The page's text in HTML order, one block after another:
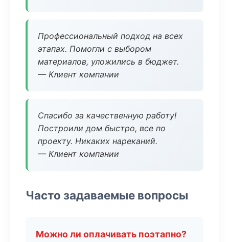
Профессиональный подход на всех
этапах. Помогли с выбором
материалов, уложились в бюджет.
— Клиент компании
Спасибо за качественную работу!
Построили дом быстро, все по
проекту. Никаких нареканий.
— Клиент компании
Часто задаваемые вопросы
Можно ли оплачивать поэтапно?